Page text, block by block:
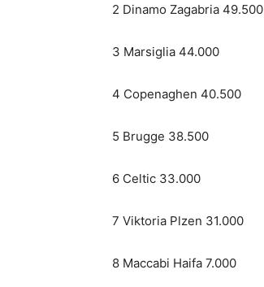
2 Dinamo Zagabria 49.500
3 Marsiglia 44.000
4 Copenaghen 40.500
5 Brugge 38.500
6 Celtic 33.000
7 Viktoria Plzen 31.000
8 Maccabi Haifa 7.000